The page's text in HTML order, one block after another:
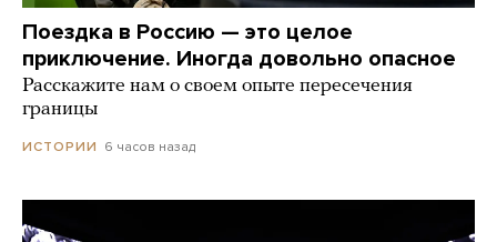
Поездка в Россию — это целое
приключение. Иногда довольно опасное
Расскажите нам о своем опыте пересечения
границы
ИСТОРИИ 6 часов назад